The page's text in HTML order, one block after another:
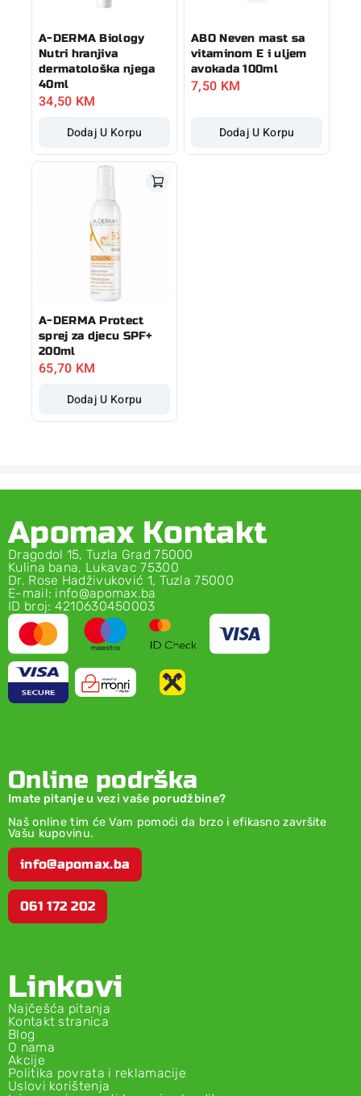
A-DERMA Biology
Nutri hranjiva
dermatološka njega
40ml
34,50 KM
Dodaj U Korpu
ABO Neven mast sa
vitaminom E i uljem
avokada 100ml
7,50 KM
Dodaj U Korpu
A-DERMA Protect
sprej za djecu SPF+
200ml
65,70 KM
Dodaj U Korpu
Apomax Kontakt
Dragodol 15, Tuzla Grad 75000
Kulina bana, Lukavac 75300
Dr. Rose Hadživuković 1, Tuzla 75000
E-mail: info@apomax.ba
ID broj: 4210630450003
Online podrška
Imate pitanje u vezi vaše porudžbine?
Naš online tim će Vam pomoći da brzo i efikasno završite
Vašu kupovinu.
info@apomax.ba
061 172 202
Linkovi
Najčešća pitanja
Kontakt stranica
Blog
O nama
Akcije
Politika povrata i reklamacije
Uslovi korištenja